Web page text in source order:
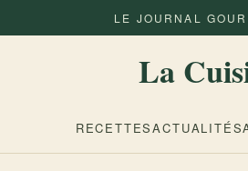
LE JOURNAL
La
RECETTESACTUALITÉS